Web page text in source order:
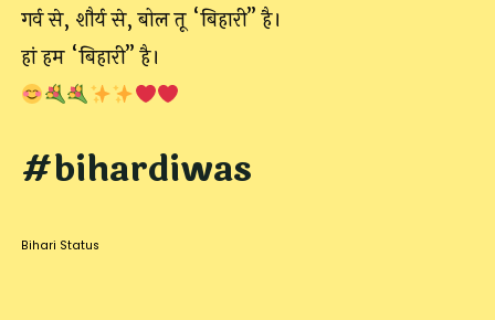
गर्व से, शौर्य से, बोल तू “बिहारी” है।
हां हम “बिहारी” है।
#bihardiwas
Bihari Status